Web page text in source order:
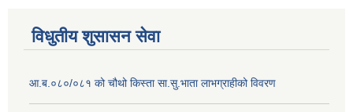
विधुतीय शुसासन सेवा
आ.ब.०८०/०८१ को चौथो किस्ता सा.सु.भाता लाभग्राहीको विवरण